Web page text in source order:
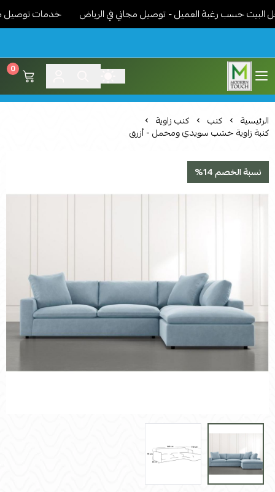
حسب رغبة العميل - توصيل مجاني في الرياض خدمات توصيل
اثاث مودرن لمسة عصرية
0
الرئيسية كنب كنب زاوية
كنبة زاوية خشب سويدي ومخمل - أزرق
نسبة الخصم 14%